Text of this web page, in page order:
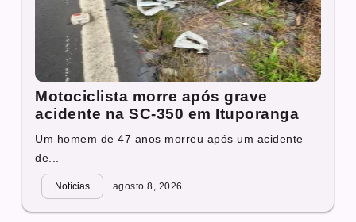
Motociclista morre após grave
acidente na SC-350 em Ituporanga
Um homem de 47 anos morreu após um acidente
de...
Notícias agosto 8, 2026